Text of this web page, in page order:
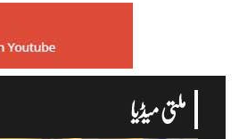
ملتی میڈیا